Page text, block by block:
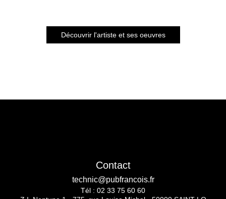
Découvrir l'artiste et ses oeuvres
Contact
technic@pubfrancois.fr
Tél : 02 33 75 60 60